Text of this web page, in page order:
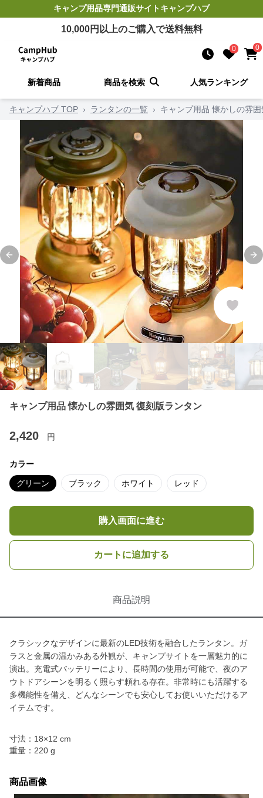
キャンプ用品専門通販サイトキャンプハブ
10,000円以上のご購入で送料無料
0 0
新着商品 商品を検索 人気ランキング
キャンプハブ TOP › ランタンの一覧 › キャンプ用品 懐かしの雰
Previous slide
キャンプ用品 懐かしの雰囲気 復刻版ランタン
2,420 円
カラー
グリーン ブラック ホワイト レッド
購入画面に進む
カートに追加する
商品説明
クラシックなデザインに最新のLED技術を融合したランタン。ガ
ラスと金属の温かみある外観が、キャンプサイトを一層魅力的に
演出。充電式バッテリーにより、長時間の使用が可能で、夜のア
ウトドアシーンを明るく照らす頼れる存在。非常時にも活躍する
多機能性を備え、どんなシーンでも安心してお使いいただけるア
イテムです。
寸法：18×12 cm
重量：220 g
商品画像